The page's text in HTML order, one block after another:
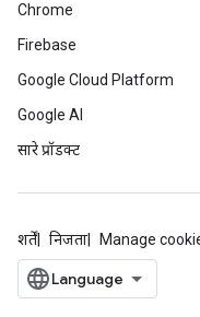
Chrome
Firebase
Google Cloud Platform
Google AI
सारे प्रॉडक्ट
शर्तें निजता Manage